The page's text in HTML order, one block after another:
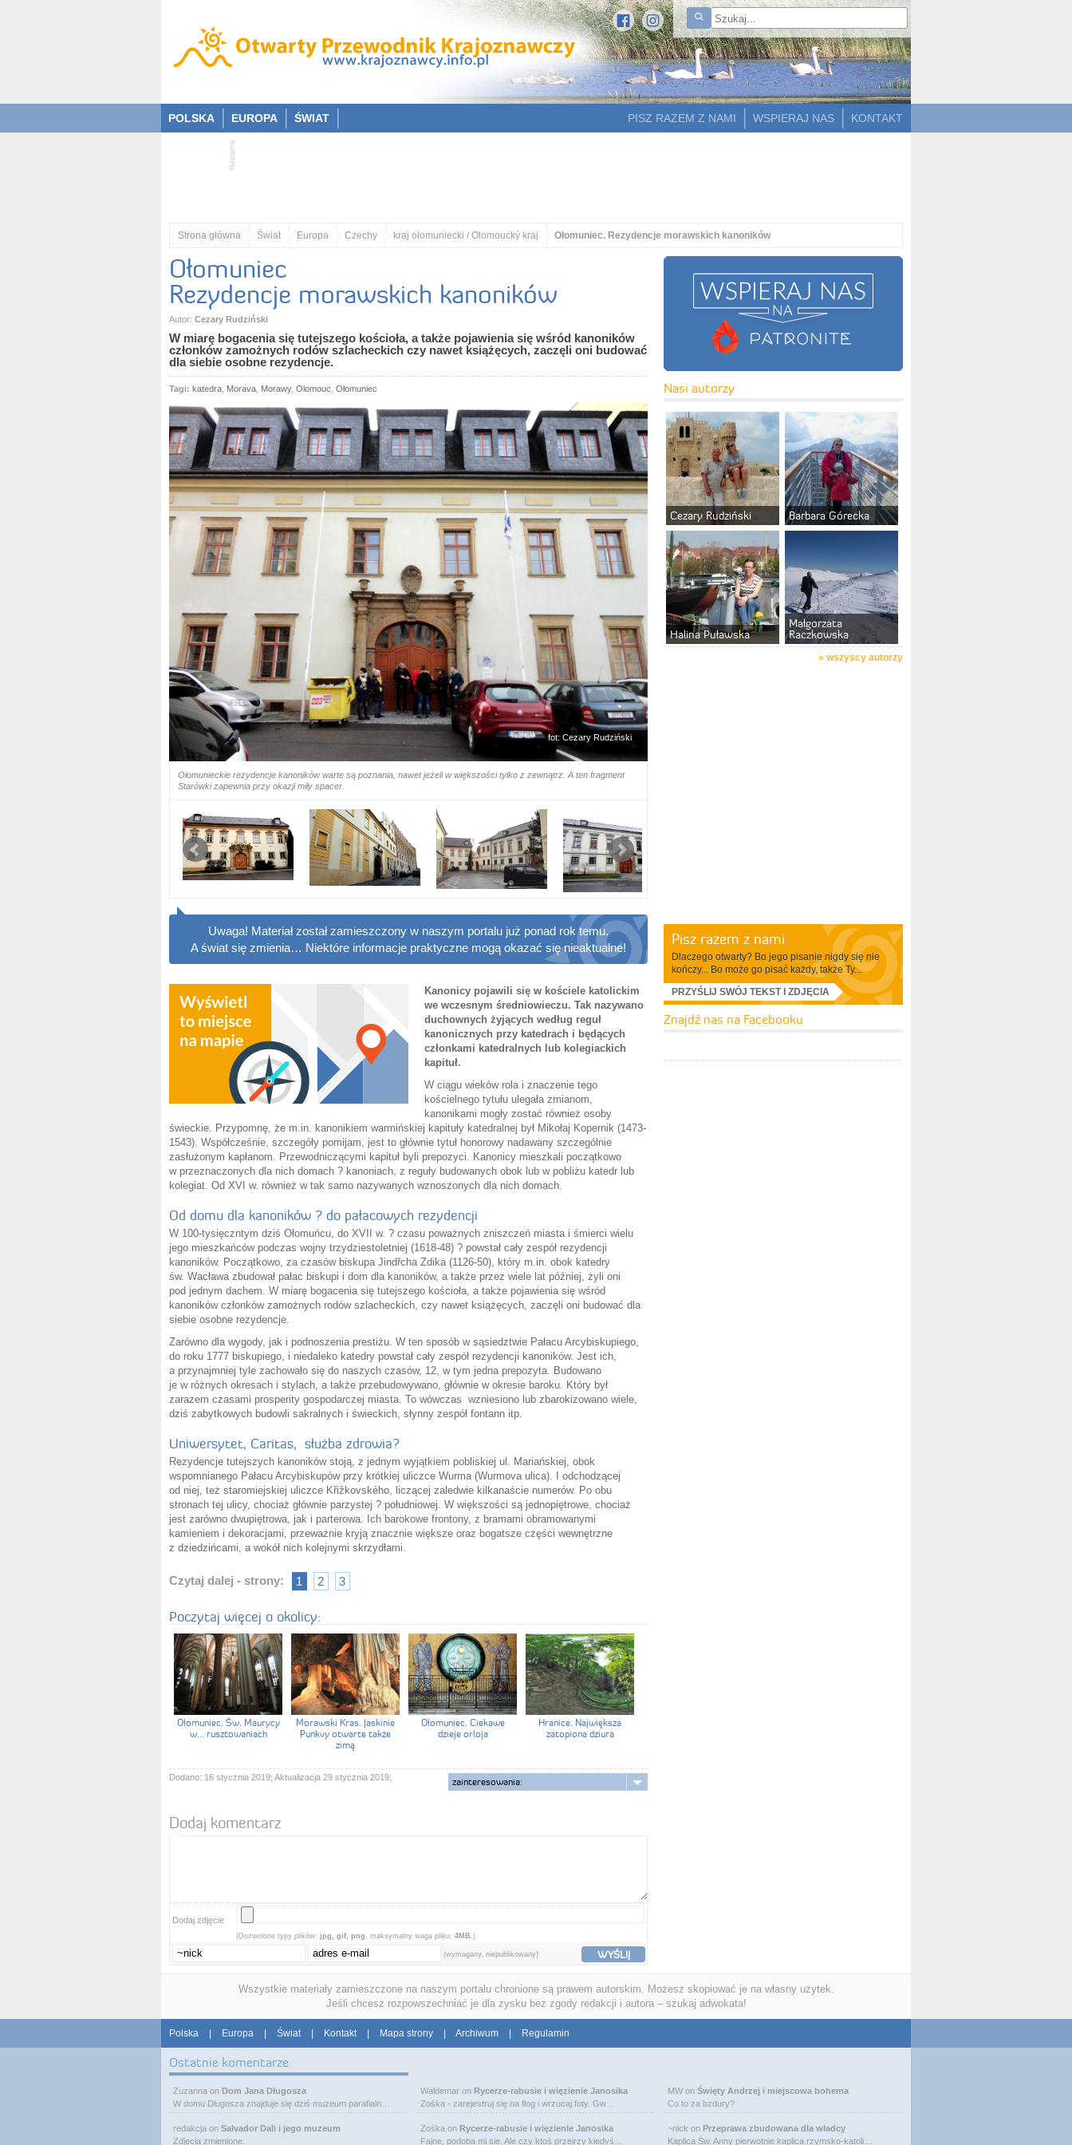
POLSKA EUROPA ŚWIAT KONTAKT
WSPIERAJ NAS
PISZ RAZEM Z NAMI
Strona główna Świat Europa Czechy kraj ołomuniecki / Olomoucký kraj Ołomuniec. Rezydencje morawskich kanoników
Ołomuniec
Rezydencje morawskich kanoników
Autor: Cezary Rudziński
W miarę bogacenia się tutejszego kościoła, a także pojawienia się wśród kanoników
członków zamożnych rodów szlacheckich czy nawet książęcych, zaczęli oni budować
dla siebie osobne rezydencje.
Tagi: katedra Morava Morawy, Olomouc Ołomuniec
fot: Cezary Rudziński
Ołomunieckie rezydencje kanoników warte są poznania, nawet jeżeli w większości tylko z zewnątrz. A ten fragment
Starówki zapewnia przy okazji miły spacer.
Uwaga! Materiał został zamieszczony w naszym portalu już ponad rok temu.
A świat się zmienia… Niektóre informacje praktyczne mogą okazać się nieaktualne!
Kanonicy pojawili się w kościele katolickim
we wczesnym średniowieczu. Tak nazywano
duchownych żyjących według reguł
kanonicznych przy katedrach i będących
członkami katedralnych lub kolegiackich
kapituł.
W ciągu wieków rola i znaczenie tego
kościelnego tytułu ulegała zmianom,
kanonikami mogły zostać również osoby
świeckie. Przypomnę, że m.in. kanonikiem warmińskiej kapituły katedralnej był Mikołaj Kopernik (1473-
1543). Współcześnie, szczegóły pomijam, jest to głównie tytuł honorowy nadawany szczególnie
zasłużonym kapłanom. Przewodniczącymi kapituł byli prepozyci. Kanonicy mieszkali początkowo
w przeznaczonych dla nich domach ? kanoniach, z reguły budowanych obok lub w pobliżu katedr lub
kolegiat. Od XVI w. również w tak samo nazywanych wznoszonych dla nich domach.
Od domu dla kanoników ? do pałacowych rezydencji
W 100-tysięczntym dziś Ołomuńcu, do XVII w. ? czasu poważnych zniszczeń miasta i śmierci wielu
jego mieszkańców podczas wojny trzydziestoletniej (1618-48) ? powstał cały zespół rezydencji
kanoników. Początkowo, za czasów biskupa Jindřcha Zdika (1126-50), który m.in. obok katedry
św. Wacława zbudował pałac biskupi i dom dla kanoników, a także przez wiele lat później, żyli oni
pod jednym dachem. W miarę bogacenia się tutejszego kościoła, a także pojawienia się wśród
kanoników członków zamożnych rodów szlacheckich, czy nawet książęcych, zaczęli oni budować dla
siebie osobne rezydencje.
Zarówno dla wygody, jak i podnoszenia prestiżu. W ten sposób w sąsiedztwie Pałacu Arcybiskupiego,
do roku 1777 biskupiego, i niedaleko katedry powstał cały zespół rezydencji kanoników. Jest ich,
a przynajmniej tyle zachowało się do naszych czasów, 12, w tym jedna prepozyta. Budowano
je w różnych okresach i stylach, a także przebudowywano, głównie w okresie baroku. Który był
zarazem czasami prosperity gospodarczej miasta. To wówczas wzniesiono lub zbarokizowano wiele,
dziś zabytkowych budowli sakralnych i świeckich, słynny zespół fontann itp.
Uniwersytet, Caritas, służba zdrowia?
Rezydencje tutejszych kanoników stoją, z jednym wyjątkiem pobliskiej ul. Mariańskiej, obok
wspomnianego Pałacu Arcybiskupów przy krótkiej uliczce Wurma (Wurmova ulica). I odchodzącej
od niej, też staromiejskiej uliczce Křižkovského, liczącej zaledwie kilkanaście numerów. Po obu
stronach tej ulicy, chociaż głównie parzystej ? południowej. W większości są jednopiętrowe, chociaż
jest zarówno dwupiętrowa, jak i parterowa. Ich barokowe frontony, z bramami obramowanymi
kamieniem i dekoracjami, przeważnie kryją znacznie większe oraz bogatsze części wewnętrzne
z dziedzińcami, a wokół nich kolejnymi skrzydłami.
Czytaj dalej - strony: 1 2 3
Poczytaj więcej o okolicy:
Ołomuniec. Św. Maurycy
w... rusztowaniach
Morawski Kras. Jaskinie
Punkvy otwarte także
zimą
Ołomuniec. Ciekawe
dzieje orloja
Hranice. Największa
zatopiona dziura
Dodano: 16 stycznia 2019; Aktualizacja 29 stycznia 2019; zainteresowania:
Dodaj komentarz
Dodaj zdjęcie
(Dozwolone typy plików: jpg, gif, png , maksymalny waga pliku: 4MB.)
(wymagany, niepublikowany) WYŚLIJ
Nasi autorzy
Cezary Rudziński Barbara Górecka
Halina Puławska
Małgorzata
Raczkowska
» wszyscy autorzy
Pisz razem z nami
Dlaczego otwarty? Bo jego pisanie nigdy się nie
kończy... Bo może go pisać każdy, także Ty...
PRZYŚLIJ SWÓJ TEKST I ZDJĘCIA
Znajdź nas na Facebooku
Wszystkie materiały zamieszczone na naszym portalu chronione są prawem autorskim. Możesz skopiować je na własny użytek.
Jeśli chcesz rozpowszechniać je dla zysku bez zgody redakcji i autora – szukaj adwokata!
Polska Europa Świat Kontakt Mapa strony Archiwum Regulamin
Ostatnie komentarze
Zuzanna on Dom Jana Długosza
W domu Długosza znajduje się dziś muzeum parafialn…
redakcja on Salvador Dali i jego muzeum
Zdjęcia zmienione.
Waldemar on Rycerze-rabusie i więzienie Janosika
Zośka - zarejestruj się na flog i wrzucaj foty. Gw…
Zośka on Rycerze-rabusie i więzienie Janosika
Fajne, podoba mi się. Ale czy ktoś przejrzy kiedyś…
MW on Święty Andrzej i miejscowa bohema
Co to za bzdury?
~nick on Przeprawa zbudowana dla władcy
Kaplica Św. Anny pierwotnie kaplica rzymsko-katoli…